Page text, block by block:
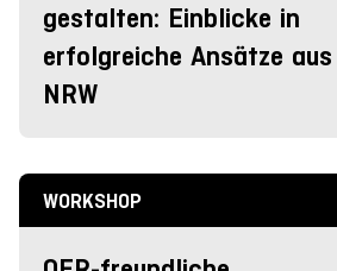
gestalten: Einblicke in
erfolgreiche Ansätze aus
NRW
WORKSHOP